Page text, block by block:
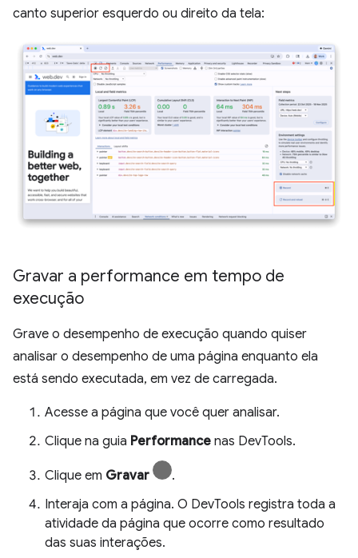
canto superior esquerdo ou direito da tela:
Gravar a performance em tempo de
execução
Grave o desempenho de execução quando quiser
analisar o desempenho de uma página enquanto ela
está sendo executada, em vez de carregada.
Acesse a página que você quer analisar.
Clique na guia Performance nas DevTools.
Clique em Gravar
.
Interaja com a página. O DevTools registra toda a
atividade da página que ocorre como resultado
das suas interações.